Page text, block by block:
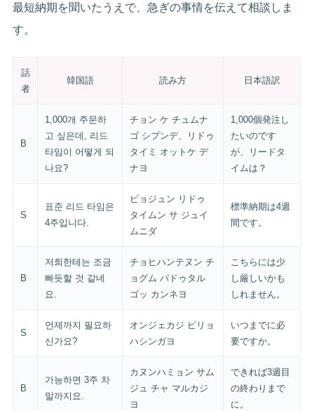
最短納期を聞いたうえで、急ぎの事情を伝えて相談しま
す。
話
者
韓国語 読み方 日本語訳
B
1,000개 주문하
고 싶은데, 리드
타임이 어떻게 되
나요?
チョン ケ チュムナ
ゴ シプンデ、リドゥ
タイミ オットケ デ
ナヨ
1,000個発注し
たいのです
が、リードタ
イムは？
S
표준 리드 타임은
4주입니다.
ピョジュン リドゥ
タイムン サ ジュイ
ムニダ
標準納期は4週
間です。
B
저희한테는 조금
빠듯할 것 같네
요.
チョヒハンテヌン チ
ョグム パドゥタル
ゴッ カンネヨ
こちらには少
し厳しいかも
しれません。
S
언제까지 필요하
신가요?
オンジェカジ ピリョ
ハシンガヨ
いつまでに必
要ですか。
B
가능하면 3주 차
말까지요.
カヌンハミョン サム
ジュ チャ マルカジ
ヨ
できれば3週目
の終わりまで
に。